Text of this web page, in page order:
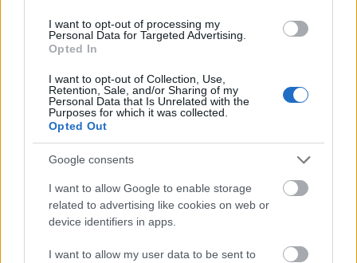
I want to opt-out of processing my
Personal Data for Targeted Advertising.
Opted In
I want to opt-out of Collection, Use,
Retention, Sale, and/or Sharing of my
Personal Data that Is Unrelated with the
Purposes for which it was collected.
Opted Out
Google consents
I want to allow Google to enable storage
related to advertising like cookies on web or
device identifiers in apps.
I want to allow my user data to be sent to
Egyetlen, fél évszázados vezetéken
múlt Bicske vízellátása
Épített öröksége megújításával is készül
Mohács a csata ötszázadik
évfordulójára